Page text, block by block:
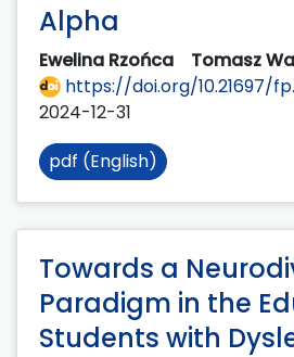
Alpha
Ewelina Rzońca Tomasz
https://doi.org/10.21697/
2024-12-31
pdf (English)
Towards a
Paradigm in the
Students with